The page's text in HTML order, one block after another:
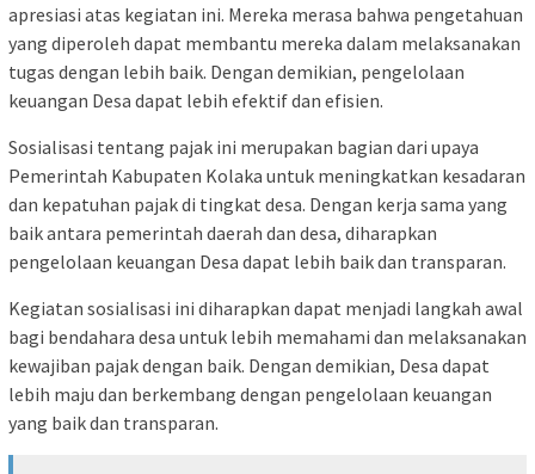
apresiasi atas kegiatan ini. Mereka merasa bahwa pengetahuan
yang diperoleh dapat membantu mereka dalam melaksanakan
tugas dengan lebih baik. Dengan demikian, pengelolaan
keuangan Desa dapat lebih efektif dan efisien.
Sosialisasi tentang pajak ini merupakan bagian dari upaya
Pemerintah Kabupaten Kolaka untuk meningkatkan kesadaran
dan kepatuhan pajak di tingkat desa. Dengan kerja sama yang
baik antara pemerintah daerah dan desa, diharapkan
pengelolaan keuangan Desa dapat lebih baik dan transparan.
Kegiatan sosialisasi ini diharapkan dapat menjadi langkah awal
bagi bendahara desa untuk lebih memahami dan melaksanakan
kewajiban pajak dengan baik. Dengan demikian, Desa dapat
lebih maju dan berkembang dengan pengelolaan keuangan
yang baik dan transparan.